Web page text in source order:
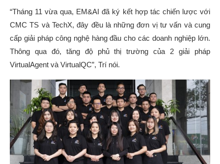
“Tháng 11 vừa qua, EM&AI đã ký kết hợp tác chiến lược với
CMC TS và TechX, đây đều là những đơn vị tư vấn và cung
cấp giải pháp công nghệ hàng đầu cho các doanh nghiệp lớn.
Thông qua đó, tăng độ phủ thị trường của 2 giải pháp
VirtualAgent và VirtualQC”, Trí nói.